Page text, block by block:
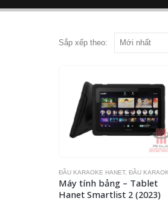
Sắp xếp theo:
ĐẦU KARAOKE HANET, ĐẦU KARAOKE
Máy tính bảng – Tablet
Hanet Smartlist 2 (2023)